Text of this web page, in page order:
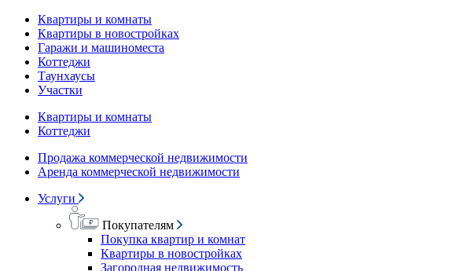
Квартиры и комнаты
Квартиры в новостройках
Гаражи и машиноместа
Коттеджи
Таунхаусы
Участки
Квартиры и комнаты
Коттеджи
Продажа коммерческой недвижимости
Аренда коммерческой недвижимости
Услуги
Покупателям
Покупка квартир и комнат
Квартиры в новостройках
Загородная недвижимость